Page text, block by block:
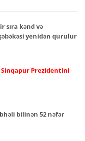
sıra kənd və
yenidən qurulur
Prezidentini
bilinən 52 nəfər